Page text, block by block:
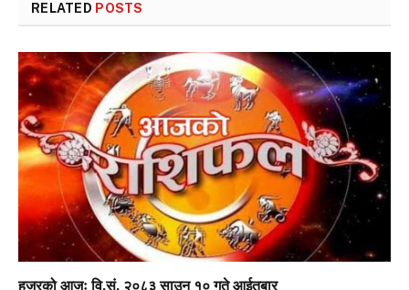
RELATED POSTS
हजुरको आजः वि.सं. २०८३ साउन १० गते आईतबार